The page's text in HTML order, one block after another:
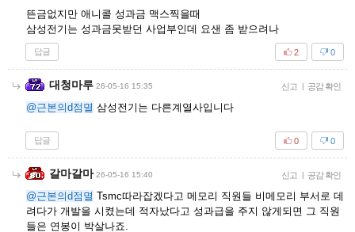
뜬금없지만 애니콜 성과금 맥스찍을때
삼성전기는 성과금못받던 사업부인데 요샌 좀 받으려나
답글 0
2
대청마루 26-05-16 15:35 신고 | 공감 확인
@근본의d점멸 삼성전기는 다른계열사입니다
답글 0
0
갈마갈마 26-05-16 15:40 신고 | 공감 확인
@근본의d점멸 Tsmc따라잡겠다고 메모리 직원들 비메모리 부서로 데
려다가 개발을 시켰는데 적자났다고 성과급을 주지 않게되면 그 직원
들은 연봉이 박살나죠.